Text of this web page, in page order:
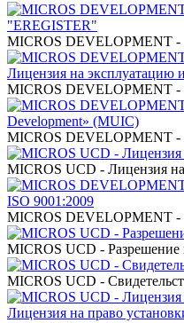
"EREGISTER"
MICROS DEVELOPMENT -
Лицензия на эксплуатацию
MICROS DEVELOPMENT -
Development» (MUIC)
MICROS DEVELOPMENT -
MICROS UCD - Лицензия
ISO 9001:2009
MICROS DEVELOPMENT -
MICROS UCD - Разрешение
MICROS UCD -
Лицензия на право